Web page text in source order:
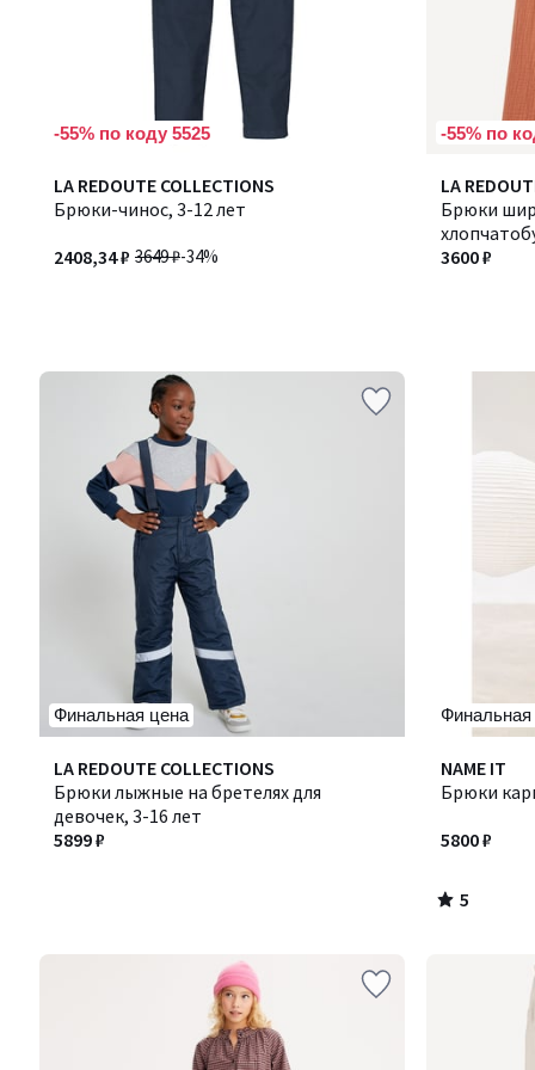
-55% по коду 5525
LA REDOUTE COLLECTIONS
Брюки-чинос, 3-12 лет
3649 ₽-34%
2408,34 ₽
-55% по
LA
Брюки
3600 ₽
Финальная цена
LA REDOUTE COLLECTIONS
Брюки лыжные на бретелях для
девочек, 3-16 лет
5899 ₽
Финальная
NAME IT
Брюки
5800 ₽
5
/
5
/